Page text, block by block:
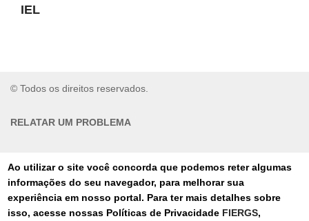
Ao utilizar o site você concorda que podemos reter algumas
informações do seu navegador, para melhorar sua
experiência em nosso portal. Para ter mais detalhes sobre
isso, acesse nossas Políticas de Privacidade FIERGS,
IEL
© Todos os direitos reservados.
RELATAR UM PROBLEMA
PORTAL DE COMPRAS